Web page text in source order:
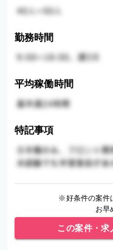
勤務時間
平均稼働時間
特記事項
※好条件の案件
お早
この案件・求